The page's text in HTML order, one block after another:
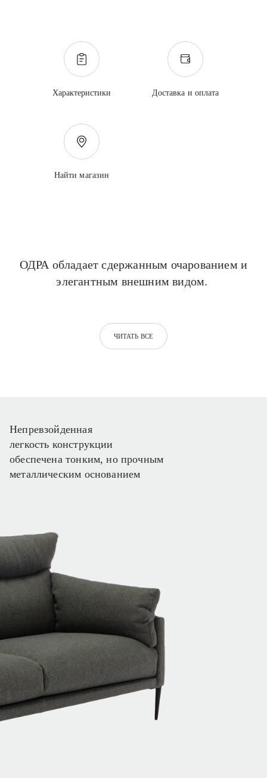
Характеристики Доставка и оплата
Найти магазин
ОДРА обладает сдержанным очарованием и
элегантным внешним видом.
ЧИТАТЬ ВСЕ
Непревзойденная
легкость конструкции
обеспечена тонким, но прочным
металлическим основанием